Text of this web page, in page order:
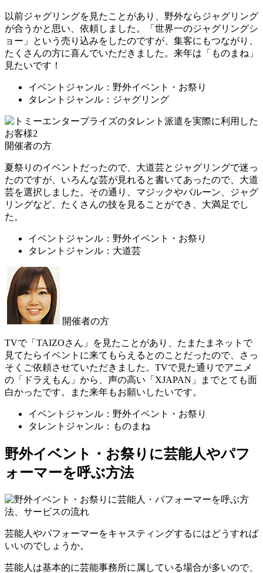
以前ジャグリングを見たことがあり、野外ならジャグリング
が合うかと思い、依頼しました。「世界一のジャグリングシ
ョー」という売り込みをしたのですが、集客にもつながり、
たくさんの方に喜んでいただきました。来年は「ものまね」
見たいです！
イベントジャンル：野外イベント・お祭り
タレントジャンル：ジャグリング
開催者の方
夏祭りのイベントだったので、大道芸とジャグリングで迷っ
たのですが、いろんな芸が見れると書いてあったので、大道
芸を選択しました。その通り、マジックやバルーン、ジャグ
リングなど、たくさんの技を見ることができ、大満足でし
た。
イベントジャンル：野外イベント・お祭り
タレントジャンル：大道芸
開催者の方
TVで「TAIZOさん」を見たことがあり、たまたまネットで
見てたらイベントに来てもらえるとのことだったので、さっ
そくご依頼させていただきました。TVで見た通りでアニメ
の「ドラえもん」から、声の高い「XJAPAN」までとても面
白かったです。また来年もお願いしたいです。
イベントジャンル：野外イベント・お祭り
タレントジャンル：ものまね
野外イベント・お祭りに芸能人やパフ
ォーマーを呼ぶ方法
芸能人やパフォーマーをキャスティングするにはどうすれば
いいのでしょうか。
芸能人は基本的に芸能事務所に属している場合が多いので、